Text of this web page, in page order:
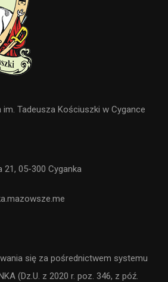
im. Tadeusza Kościuszki w Cygance
21, 05-300 Cyganka
się za pośrednictwem systemu
(Dz.U. z 2020 r. poz. 346, z póź.